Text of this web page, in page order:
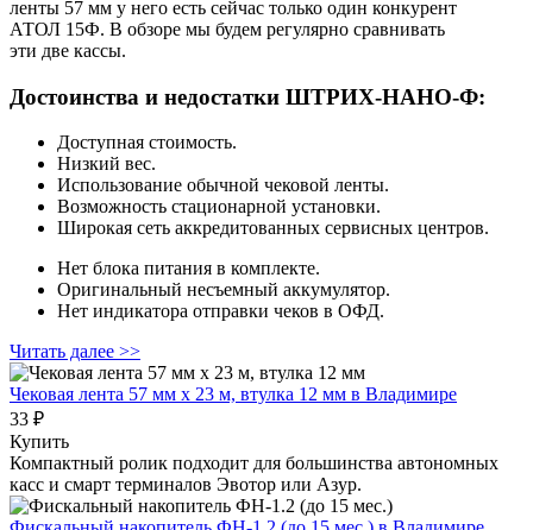
ленты 57 мм у него есть сейчас только один конкурент
АТОЛ 15Ф. В обзоре мы будем регулярно сравнивать
эти две кассы.
Достоинства и недостатки ШТРИХ‑НАНО‑Ф:
Доступная стоимость.
Низкий вес.
Использование обычной чековой ленты.
Возможность стационарной установки.
Широкая сеть аккредитованных сервисных центров.
Нет блока питания в комплекте.
Оригинальный несъемный аккумулятор.
Нет индикатора отправки чеков в ОФД.
Читать далее >>
Чековая лента 57 мм x 23 м, втулка 12 мм в Владимире
33 ₽
Купить
Компактный ролик подходит для большинства автономных
касс и смарт терминалов Эвотор или Азур.